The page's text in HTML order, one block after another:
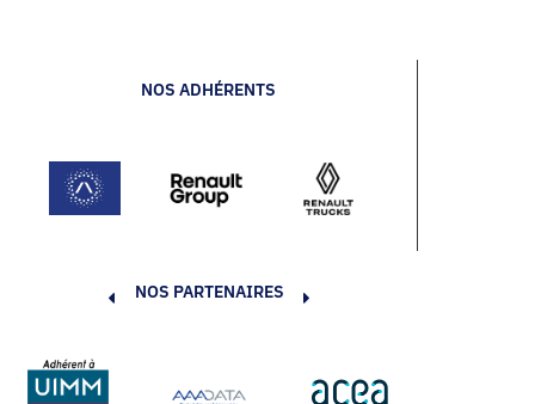
NOS ADHÉRENTS
NOS PARTENAIRES